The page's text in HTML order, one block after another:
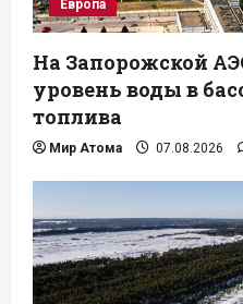
Европа
На Запорожской
уровень воды в
топлива
Мир Атома 07.08.2026